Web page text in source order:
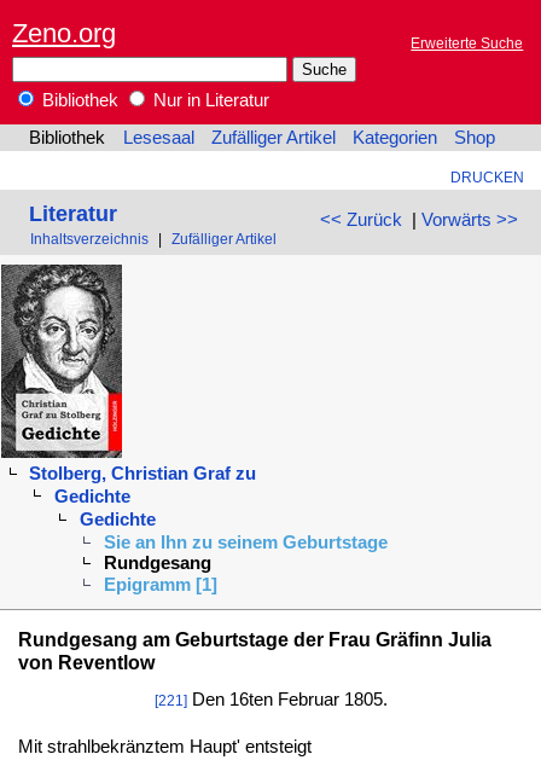
Zeno.org Erweiterte Suche
Bibliothek
Nur in Literatur
Bibliothek
Lesesaal Zufälliger Artikel Kategorien Shop
DRUCKEN
<< Zurück | Vorwärts >>
Literatur
Inhaltsverzeichnis Zufälliger Artikel
Stolberg, Christian Graf zu
Gedichte
Gedichte
Sie an Ihn zu seinem Geburtstage
Rundgesang
Epigramm [1]
Rundgesang am Geburtstage der Frau Gräfinn Julia
von Reventlow
[221]Den 16ten Februar 1805.
Mit strahlbekränztem Haupt' entsteigt